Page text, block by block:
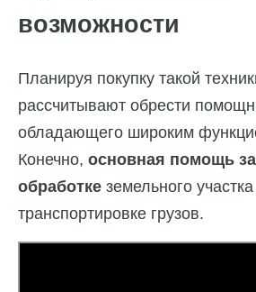
возможности
Планируя покупку такой
рассчитывают обрести
обладающего широким
Конечно, основная помощь
обработке земельного
транспортировке грузов.